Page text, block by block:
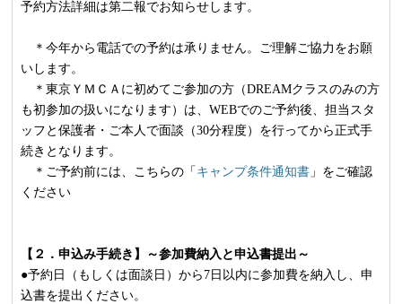
予約方法詳細は第二報でお知らせします。
＊今年から電話での予約は承りません。ご理解ご協力をお願
いします。
＊東京ＹＭＣＡに初めてご参加の方（DREAMクラスのみの方
も初参加の扱いになります）は、WEBでのご予約後、担当スタ
ッフと保護者・ご本人で面談（30分程度）を行ってから正式手
続きとなります。
＊ご予約前には、こちらの「キャンプ条件通知書」 をご確認
ください
【２．申込み手続き】～参加費納入と申込書提出～
●予約日（もしくは面談日）から7日以内に参加費を納入し、申
込書を提出ください。